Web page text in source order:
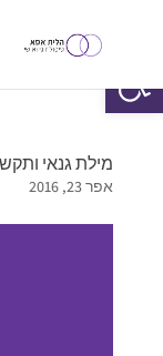
מילת גנאי
אפר 23, 2016
פתח סרגל נגישות